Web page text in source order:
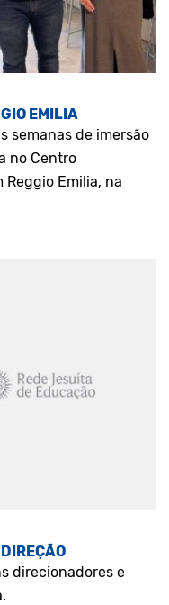
EMILIA
semanas de imersão
no Centro
Emilia, na
direcionadores e